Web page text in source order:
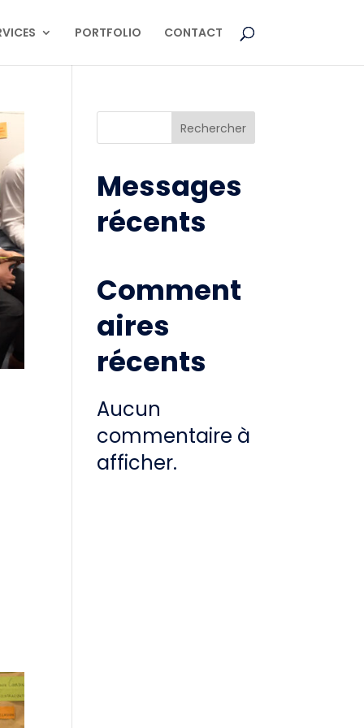
PORTFOLIO CONTACT
Rechercher
Messages
récents
Comment
aires
récents
Aucun
commentaire à
afficher.